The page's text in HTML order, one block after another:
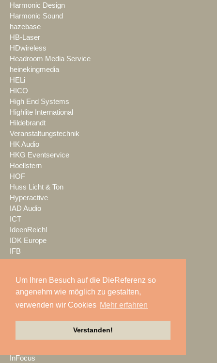
Um Ihren Besuch auf die DieReferenz so
angenehm wie möglich zu gestalten,
verwenden wir Cookies Mehr erfahren
Verstanden!
Harmonic Design
Harmonic Sound
hazebase
HB-Laser
HDwireless
Headroom Media Service
heinekingmedia
HELi
HICO
High End Systems
Highlite International
Hildebrandt
Veranstaltungstechnik
HK Audio
HKG Eventservice
Hoellstern
HOF
Huss Licht & Ton
Hyperactive
IAD Audio
ICT
IdeenReich!
IDK Europe
IFB
IMEX
IMG STAGE LINE
Imtradex
InFocus